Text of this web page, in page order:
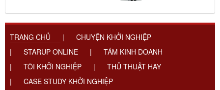
TRANG CHỦ |
CHUYỆN KHỞI NGHIỆP
|
STARUP ONLINE |
TÁM KINH DOANH
|
TÔI KHỞI NGHIỆP |
THỦ THUẬT HAY
|
CASE STUDY KHỞI NGHIỆP